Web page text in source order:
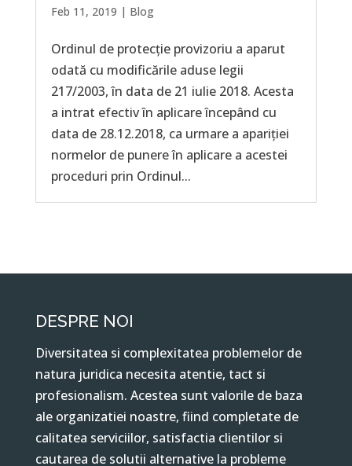
Feb 11, 2019 | Blog
Ordinul de protecție provizoriu a aparut
odată cu modificările aduse legii
217/2003, în data de 21 iulie 2018. Acesta
a intrat efectiv în aplicare începând cu
data de 28.12.2018, ca urmare a apariției
normelor de punere în aplicare a acestei
proceduri prin Ordinul...
DESPRE NOI
Diversitatea si complexitatea problemelor de
natura juridica necesita atentie, tact si
profesionalism. Acestea sunt valorile de baza
ale organizatiei noastre, fiind completate de
calitatea serviciilor, satisfactia clientilor si
cautarea de solutii alternative la probleme